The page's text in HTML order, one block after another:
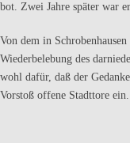
bot. Zwei Jahre später war
Von dem in
Wiederbelebung des
wohl dafür, daß der
Vorstoß offene Stadttore ein.